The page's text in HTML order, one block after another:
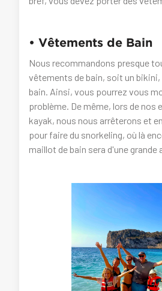
• Vêtements de Bain
Nous recommandons presque
vêtements de bain, soit un
bain. Ainsi, vous pourrez vous
problème. De même, lors de nos
kayak, nous nous arrêterons et
pour faire du snorkeling, où là
maillot de bain sera d'une grande